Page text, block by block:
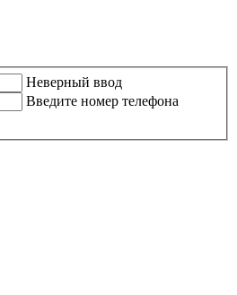
Неверный ввод
Введите номер телефона